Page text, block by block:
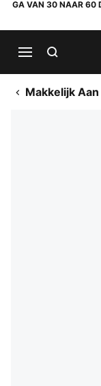
GA VAN 30 NAAR 60
Makkelijk